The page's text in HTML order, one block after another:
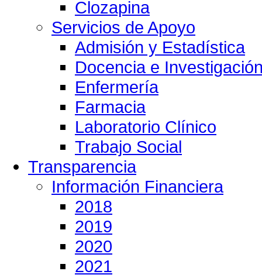
Clozapina
Servicios de Apoyo
Admisión y Estadística
Docencia e
Enfermería
Farmacia
Laboratorio Clínico
Trabajo Social
Transparencia
Información Financiera
2018
2019
2020
2021